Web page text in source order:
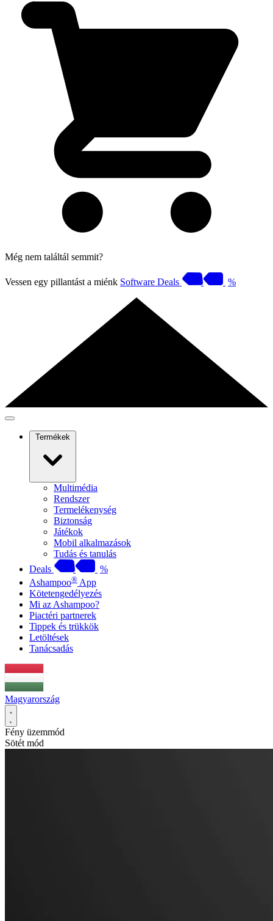
Még nem találtál semmit?
Vessen egy pillantást a miénk Software Deals %
Termékek
Multimédia
Rendszer
Termelékenység
Biztonság
Játékok
Mobil alkalmazások
Tudás és tanulás
Deals
%
Ashampoo® App
Kötetengedélyezés
Mi az Ashampoo?
Piactéri partnerek
Tippek és trükkök
Letöltések
Tanácsadás
Magyarország
Fény üzemmód
Sötét mód